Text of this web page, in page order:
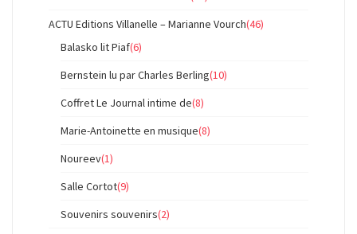
ACTU Editions Villanelle – Marianne Vourch(46)
Balasko lit Piaf(6)
Bernstein lu par Charles Berling(10)
Coffret Le Journal intime de(8)
Marie-Antoinette en musique(8)
Noureev(1)
Salle Cortot(9)
Souvenirs souvenirs(2)